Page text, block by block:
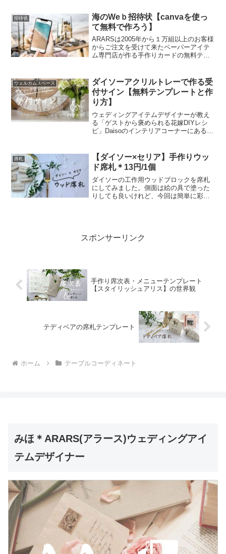
りますよ。
招待状
海のWeｂ招待状【canvaを使っ
て無料で作ろう】
ARARSは2005年から１万組以上のお客様
からご注文を受けて来たペーパーアイテ
ム専門店が作る手作りカードの無料テン
きました。お友達にはWeb招待状、会社
の上司や年配の親戚には紙の招待状とい
うように使い分けてみてはいかがでしょ
うか。無料で使えるデザインソフト
「Canva」を使って作る海が好きなふた
りの招待状テンプレートです。
ウェルカムスペース
ダイソーアクリルトレーで作る受
付サイン【無料テンプレートと作
り方】
ウェディングアイテムデザイナーが教え
る「ゲストから褒められる花嫁DIYレシ
ピ」Daisoのインテリアコーナーにあるア
した。無料テンプレートと作り方を公開
しています。
席札
【ダイソー×セリア】手作りウッ
ド席札＊13円/1個
ダイソーの工作用ウッドブロックを席札
にしてみました。側面は絵の具で塗った
りしても良いけれど、今回は簡単に彩れ
スポンサーリンク
手作り席次表・メニューテンプレート
【スタイリッシュアリス】の世界観
テディベアの席札テンプレート
ホーム テーブルコーディネート
みほ＊ARARS(アラース)ウェディングアイ
テムデザイナー